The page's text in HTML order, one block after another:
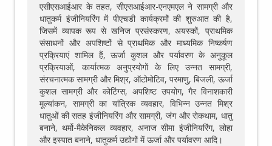
एसीएसआईआर के तहत, सीएसआईआर-एनएमएल ने सामग्री और
धातुकर्म इंजीनियरिंग में पीएचडी कार्यक्रमों की शुरुआत की है,
जिसमें व्यापक रूप से खनिज प्रसंस्करण, अयस्कों, प्राथमिक
संसाधनों और अपशिष्टों से प्राथमिक और माध्यमिक निष्कर्षण
प्रक्रियाएं शामिल हैं, ऊर्जा कुशल और पर्यावरण के अनुकूल
प्रक्रियाओं, कार्यात्मक अनुप्रयोगों के लिए उन्नत सामग्री,
संरचनात्मक सामग्री और मिश्र, ऑटोमोटिव, परमाणु, बिजली, ऊर्जा
कुशल सामग्री और कोटिंग्स, अपशिष्ट उपयोग, गैर विनाशकारी
मूल्यांकन, सामग्री का यांत्रिक व्यवहार, विभिन्न उन्नत मिश्र
धातुओं की सतह इंजीनियरिंग और सामग्री, जंग और रोकथाम, धातु
बनाने, थर्मो-मैकेनिकल व्यवहार, अनाज सीमा इंजीनियरिंग, लोहा
और इस्पात बनाने, धातुकर्म उद्योगों में ऊर्जा और पर्यावरण आदि।